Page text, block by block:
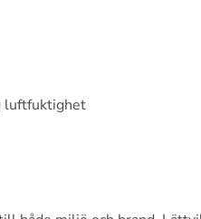
luftfuktighet